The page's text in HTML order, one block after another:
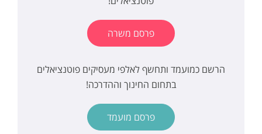
פרסם משרה
הרשם כמועמד ותחשף לאלפי מעסיקים פוטנציאלים
בתחום החינוך וההדרכה!
פרסם מועמד